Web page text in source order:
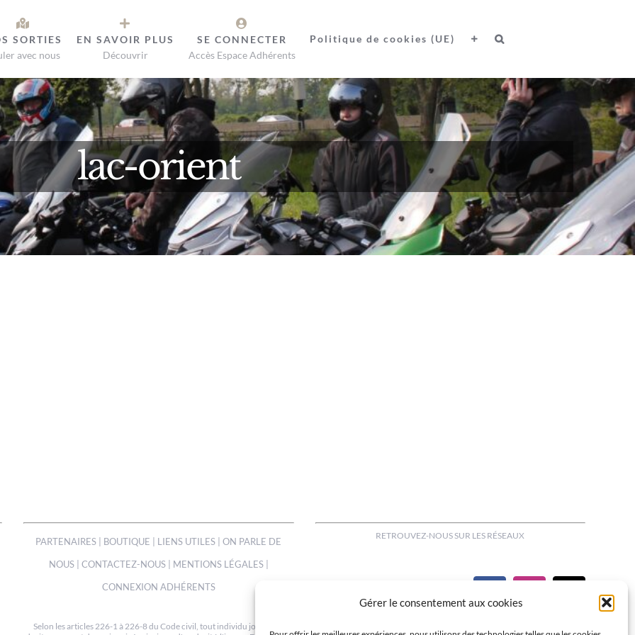
Gérer le consentement aux cookies
SORTIES
avec nous
EN SAVOIR PLUS
Découvrir
SE CONNECTER
Accès Espace Adhérents
Politique de cookies (UE)
lac-orient
PARTENAIRES BOUTIQUE LIENS UTILES |ON PARLE DE
NOUS| CONTACTEZ-NOUS| MENTIONS LÉGALES|
CONNEXION ADHÉRENTS
Selon les articles 226-1 à 226-8 du Code civil, tout individu jouit d'un
RETROUVEZ-NOUS SUR LES RÉSEAUX